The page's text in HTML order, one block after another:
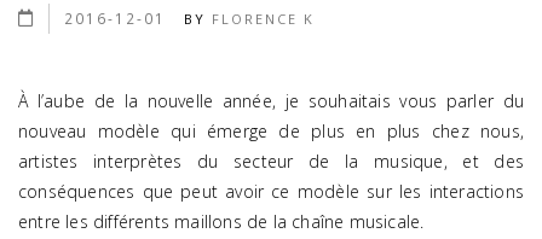
2016-12-01 BY FLORENCE K
À l’aube de la nouvelle année, je souhaitais vous parler du
nouveau modèle qui émerge de plus en plus chez nous,
artistes interprètes du secteur de la musique, et des
conséquences que peut avoir ce modèle sur les interactions
entre les différents maillons de la chaîne musicale.